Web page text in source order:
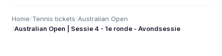
Home/Tennis tickets/Australian Open
/Australian Open | Sessie 4 - 1e ronde - Avondsessie